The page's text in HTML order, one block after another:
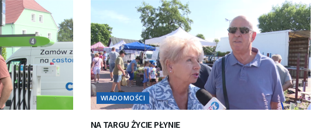
WIADOMOŚCI
NA TARGU ŻYCIE PŁYNIE